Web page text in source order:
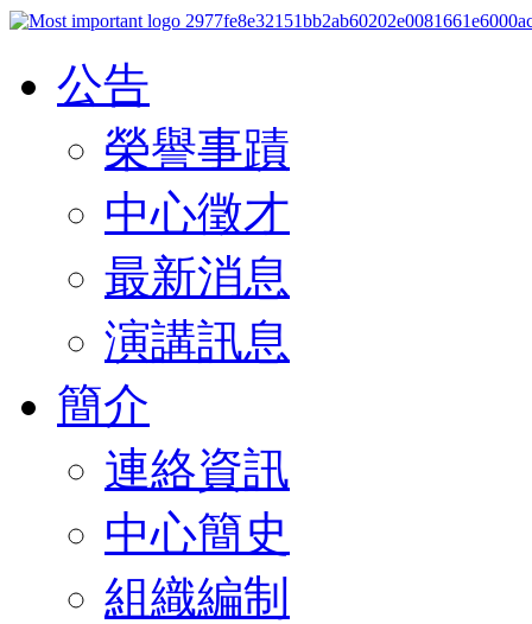
公告
榮譽事蹟
中心徵才
最新消息
演講訊息
簡介
連絡資訊
中心簡史
組織編制